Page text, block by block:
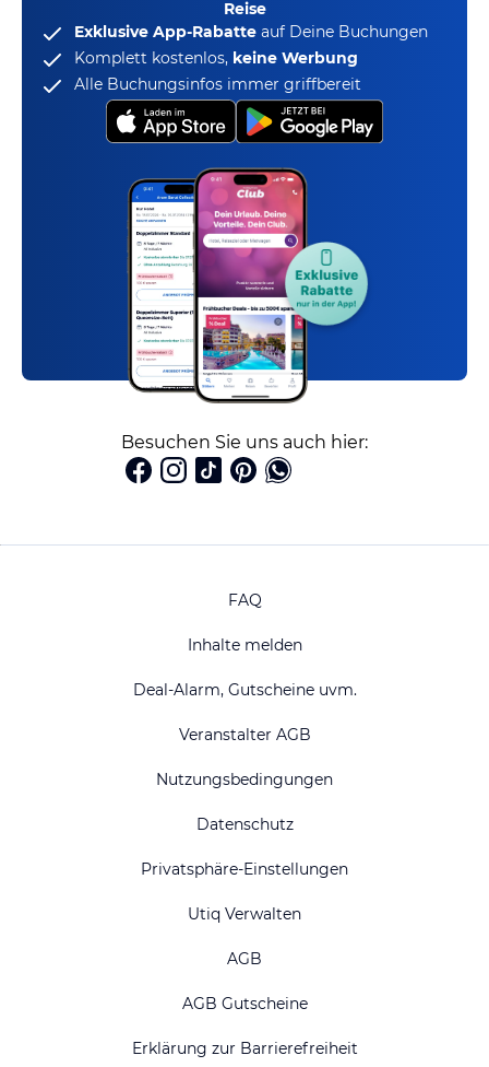
Reise
Exklusive App-Rabatte auf Deine Buchungen
Komplett kostenlos, keine Werbung
Alle Buchungsinfos immer griffbereit
Besuchen Sie uns auch hier:
FAQ
Inhalte melden
Deal-Alarm, Gutscheine uvm.
Veranstalter AGB
Nutzungsbedingungen
Datenschutz
Privatsphäre-Einstellungen
Utiq Verwalten
AGB
AGB Gutscheine
Erklärung zur Barrierefreiheit